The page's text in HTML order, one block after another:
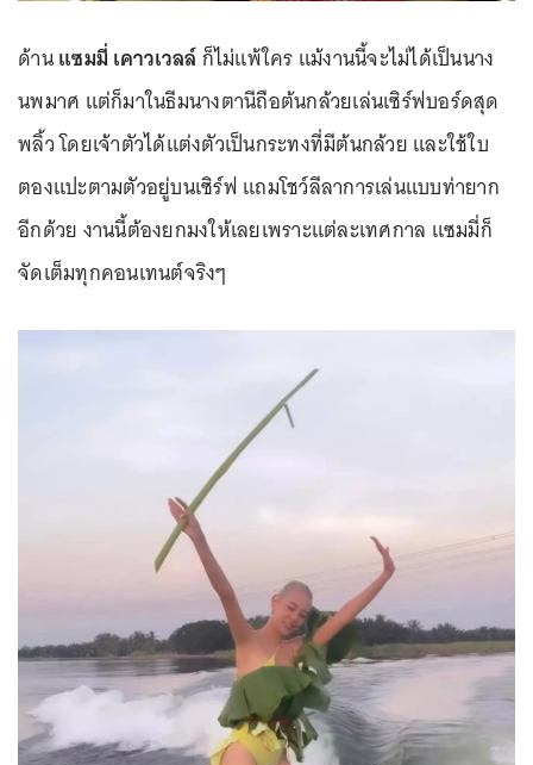
ด้านแซมมี่ เคาวเวลล์ก็ไม่แพ้ใคร แม้งานนี้จะไม่ได้เป็นนาง
นพมาศ แต่ก็มาในธีมนางตานีถือต้นกล้วยเล่นเซิร์ฟบอร์ดสุด
พลิ้ว โดยเจ้าตัวได้แต่งตัวเป็นกระทงที่มีต้นกล้วย และใช้ใบ
ตองแปะตามตัวอยู่บนเซิร์ฟ แถมโชว์ลีลาการเล่นแบบท่ายาก
อีกด้วย งานนี้ต้องยกมงให้เลยเพราะแต่ละเทศกาล แซมมี่ก็
จัดเต็มทุกคอนเทนต์จริงๆ